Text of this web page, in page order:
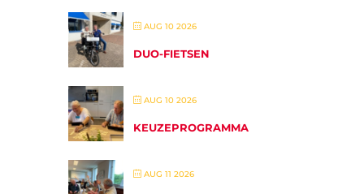
AUG 10 2026
DUO-FIETSEN
AUG 10 2026
KEUZEPROGRAMMA
AUG 11 2026